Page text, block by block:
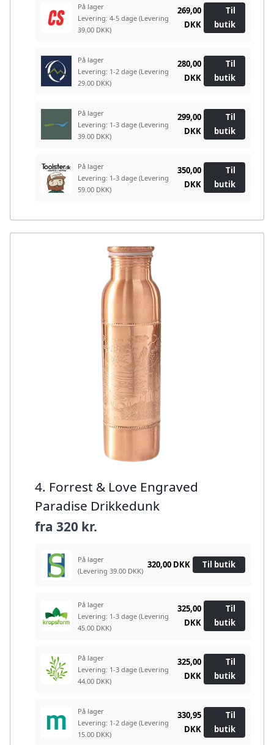
På lager
Levering: 4-5 dage (Levering
39.00 DKK)
269,00
DKK
Til
butik
På lager
Levering: 1-2 dage (Levering
29.00 DKK)
280,00
DKK
Til
butik
På lager
Levering: 1-3 dage (Levering
39.00 DKK)
299,00
DKK
Til
butik
På lager
Levering: 1-3 dage (Levering
59.00 DKK)
350,00
DKK
Til
butik
4. Forrest & Love Engraved
Paradise Drikkedunk
fra 320 kr.
På lager
(Levering 39.00 DKK)
320,00 DKK Til butik
På lager
Levering: 1-3 dage (Levering
45.00 DKK)
325,00
DKK
Til
butik
På lager
Levering: 1-3 dage (Levering
44.00 DKK)
325,00
DKK
Til
butik
På lager
Levering: 1-2 dage (Levering
15.00 DKK)
330,95
DKK
Til
butik